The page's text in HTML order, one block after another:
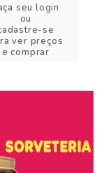
seu login
ou
se
ver preços
e comprar